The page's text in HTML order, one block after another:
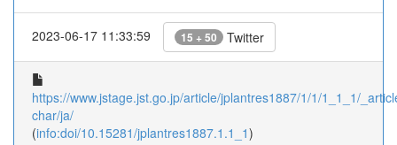
2023-06-17 11:33:59 15 + 50 Twitter
https://www.jstage.jst.go.jp/article/jplantres1887/1/1/1_1_1/
char/ja/
(info:doi/10.15281/jplantres1887.1.1_1)